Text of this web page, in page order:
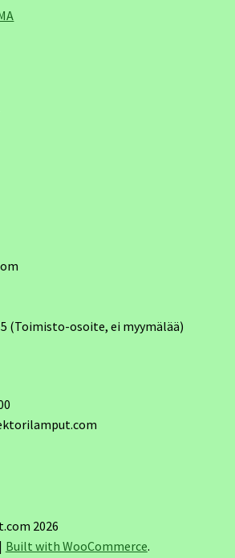
(Toimisto-osoite, ei myymälää)
2026
Built with WooCommerce.